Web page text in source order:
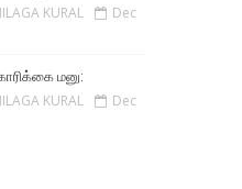
KURAL
Dec
மனு:
KURAL
Dec